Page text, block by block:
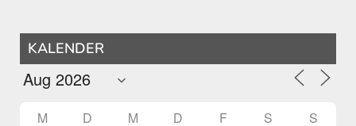
KALENDER
M D M D F S S